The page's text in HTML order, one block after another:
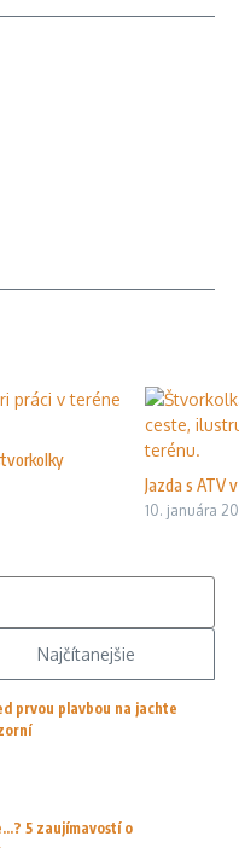
Jazda s ATV
10. januára
Najčítanejšie
prvou plavbou na jachte
5 zaujímavostí o